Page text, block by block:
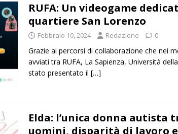
RUFA: Un videogame
quartiere San Lorenzo
Febbraio 10, 2024 Redazione 0
Grazie ai percorsi di collaborazione che nei
avviati tra RUFA, La Sapienza, Università
stato presentato il […]
Elda: l’unica donna autista
uomini, disparità di lavoro e